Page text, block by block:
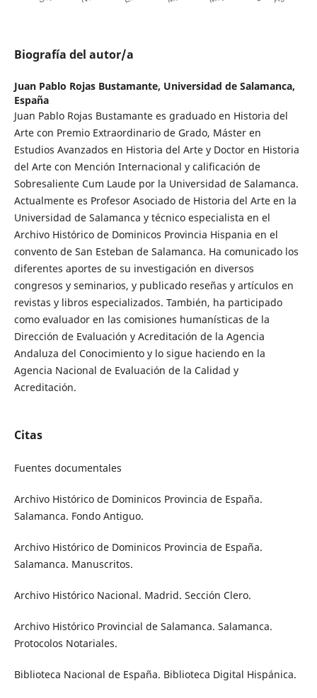
Biografía del autor/a
Juan Pablo Rojas Bustamante, Universidad de Salamanca,
España
Juan Pablo Rojas Bustamante es graduado en Historia del
Arte con Premio Extraordinario de Grado, Máster en
Estudios Avanzados en Historia del Arte y Doctor en Historia
del Arte con Mención Internacional y calificación de
Sobresaliente Cum Laude por la Universidad de Salamanca.
Actualmente es Profesor Asociado de Historia del Arte en la
Universidad de Salamanca y técnico especialista en el
Archivo Histórico de Dominicos Provincia Hispania en el
convento de San Esteban de Salamanca. Ha comunicado los
diferentes aportes de su investigación en diversos
congresos y seminarios, y publicado reseñas y artículos en
revistas y libros especializados. También, ha participado
como evaluador en las comisiones humanísticas de la
Dirección de Evaluación y Acreditación de la Agencia
Andaluza del Conocimiento y lo sigue haciendo en la
Agencia Nacional de Evaluación de la Calidad y
Acreditación.
Citas
Fuentes documentales
Archivo Histórico de Dominicos Provincia de España.
Salamanca. Fondo Antiguo.
Archivo Histórico de Dominicos Provincia de España.
Salamanca. Manuscritos.
Archivo Histórico Nacional. Madrid. Sección Clero.
Archivo Histórico Provincial de Salamanca. Salamanca.
Protocolos Notariales.
Biblioteca Nacional de España. Biblioteca Digital Hispánica.